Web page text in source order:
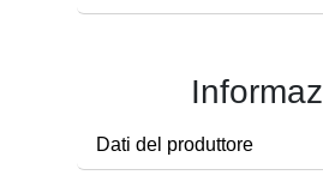
Dati del produttore